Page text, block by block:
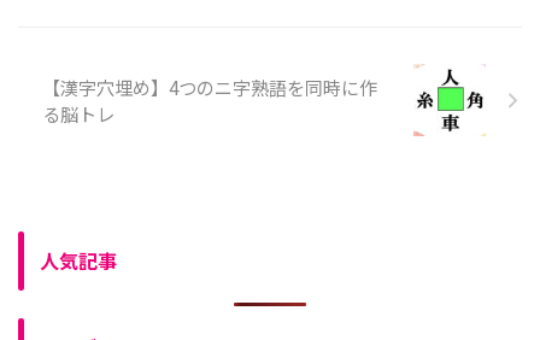
【漢字穴埋め】4つのニ字熟語を同時に作
る脳トレ
人気記事